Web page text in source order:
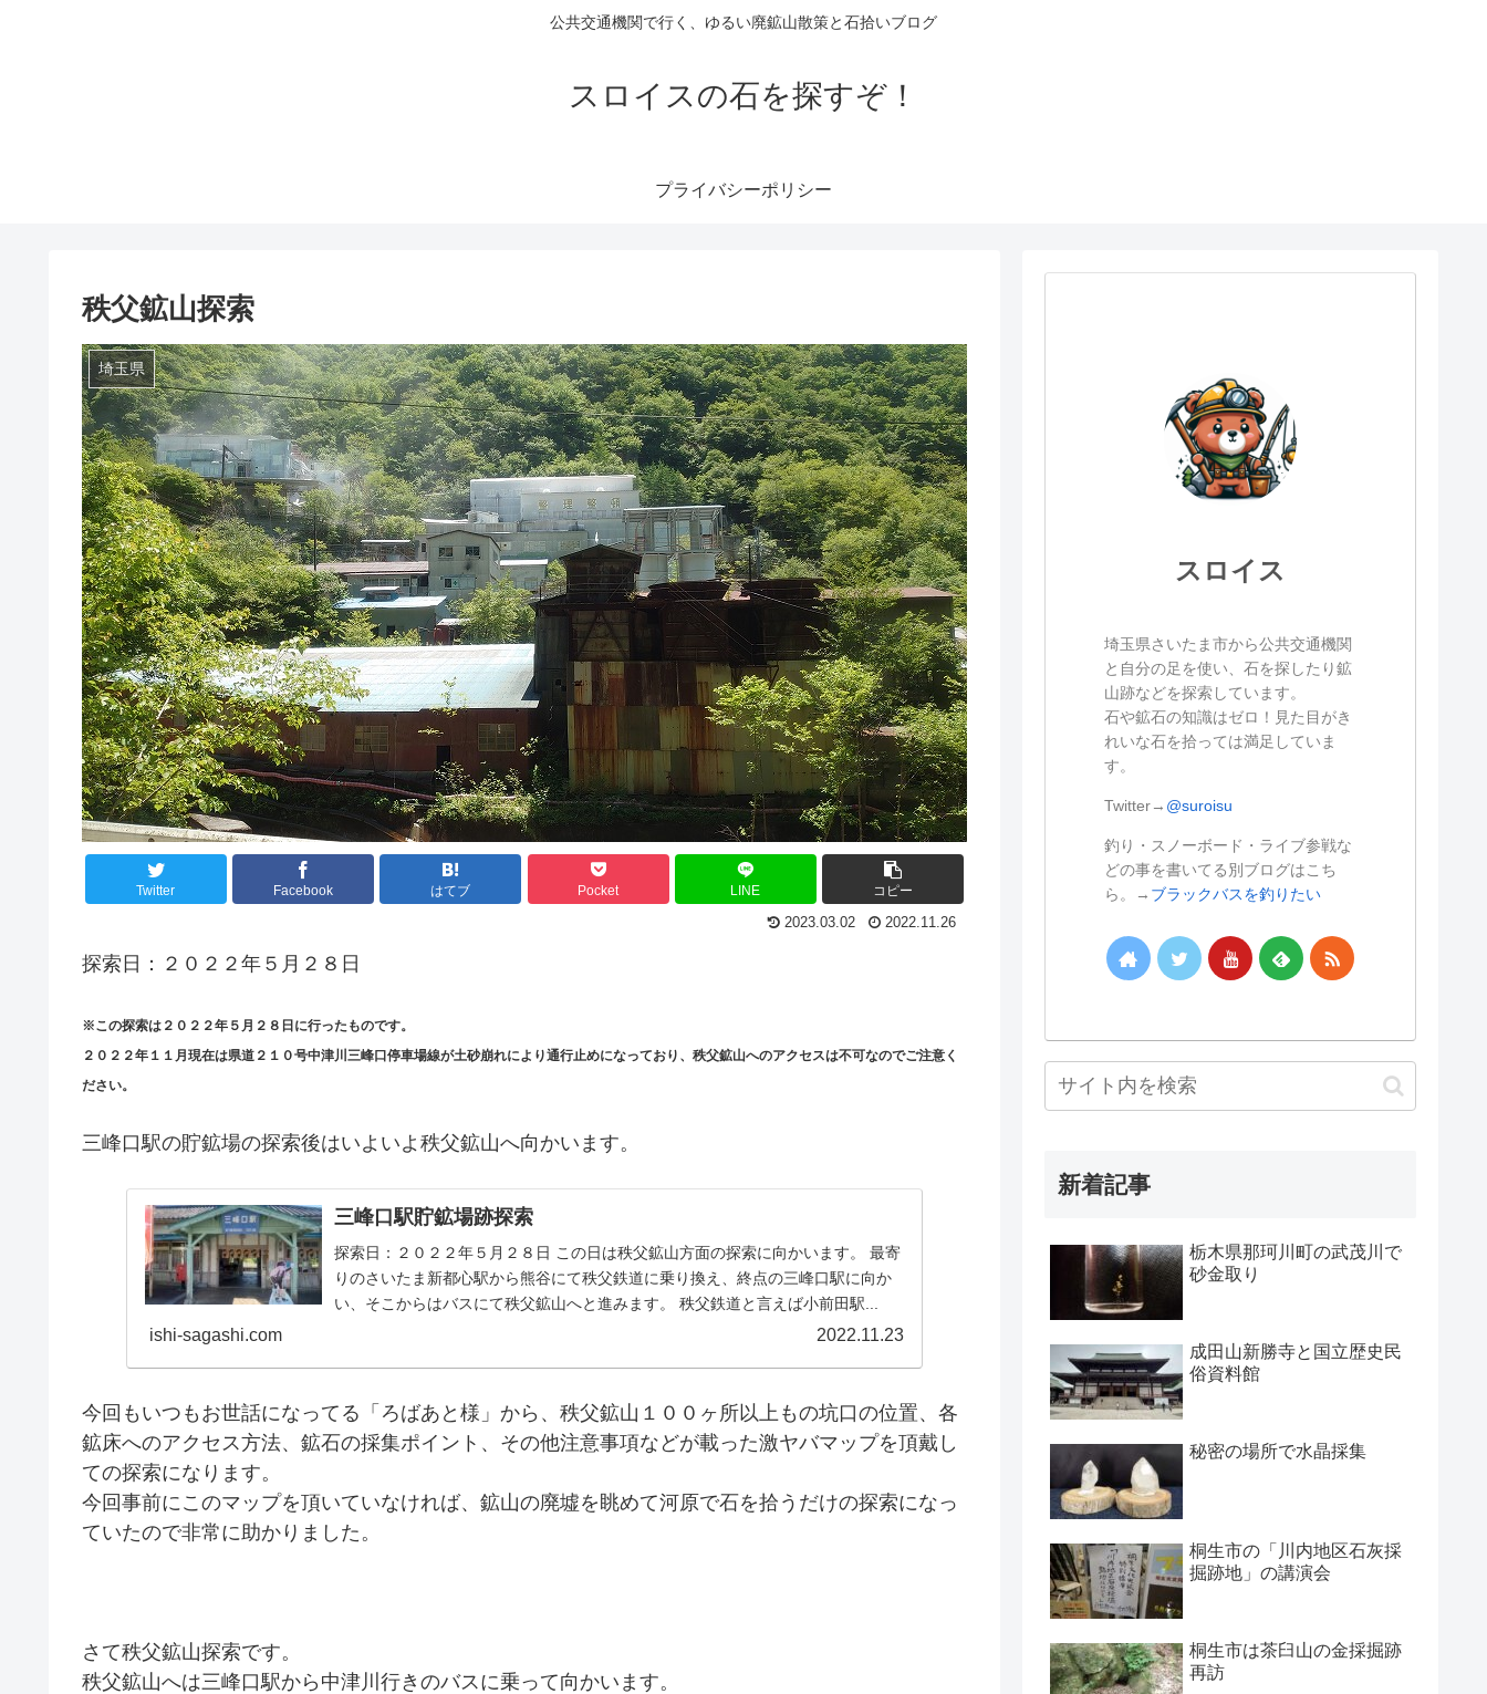
公共交通機関で行く、ゆるい廃鉱山散策と石拾いブログ
スロイスの石を探すぞ！
プライバシーポリシー
秩父鉱山探索
埼玉県
Twitter Facebook はてブ Pocket LINE コピー
2023.03.02 2022.11.26
探索日：２０２２年５月２８日
※この探索は２０２２年５月２８日に行ったものです。
２０２２年１１月現在は県道２１０号中津川三峰口停車場線が土砂崩れにより通行止めになっており、秩父鉱山へのアクセスは不可なのでご注意く
ださい。
三峰口駅の貯鉱場の探索後はいよいよ秩父鉱山へ向かいます。
三峰口駅貯鉱場跡探索
探索日：２０２２年５月２８日 この日は秩父鉱山方面の探索に向かいます。 最寄
りのさいたま新都心駅から熊谷にて秩父鉄道に乗り換え、終点の三峰口駅に向か
い、そこからはバスにて秩父鉱山へと進みます。 秩父鉄道と言えば小前田駅...
ishi-sagashi.com 2022.11.23
今回もいつもお世話になってる「ろばあと様」から、秩父鉱山１００ヶ所以上もの坑口の位置、各
鉱床へのアクセス方法、鉱石の採集ポイント、その他注意事項などが載った激ヤバマップを頂戴し
ての探索になります。
今回事前にこのマップを頂いていなければ、鉱山の廃墟を眺めて河原で石を拾うだけの探索になっ
ていたので非常に助かりました。
さて秩父鉱山探索です。
秩父鉱山へは三峰口駅から中津川行きのバスに乗って向かいます。
スロイス
埼玉県さいたま市から公共交通機関
と自分の足を使い、石を探したり鉱
山跡などを探索しています。
石や鉱石の知識はゼロ！見た目がき
れいな石を拾っては満足していま
す。
Twitter→ @suroisu
釣り・スノーボード・ライブ参戦な
どの事を書いてる別ブログはこち
ら。→ ブラックバスを釣りたい
新着記事
栃木県那珂川町の武茂川で
砂金取り
成田山新勝寺と国立歴史民
俗資料館
秘密の場所で水晶採集
桐生市の「川内地区石灰採
掘跡地」の講演会
桐生市は茶臼山の金採掘跡
再訪